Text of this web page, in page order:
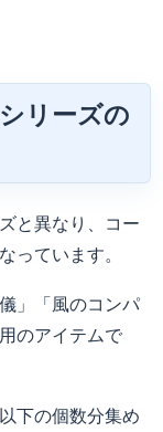
リーズの
と異なり、コー
っています。
」「風のコンパ
のアイテムで
下の個数分集め